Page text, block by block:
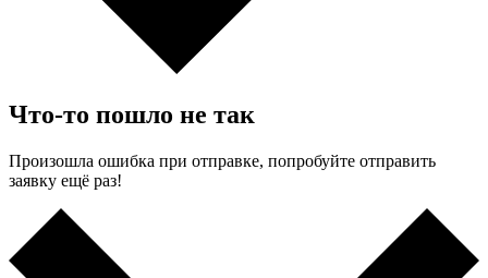
Что-то пошло не так
Произошла ошибка при отправке, попробуйте отправить
заявку ещё раз!